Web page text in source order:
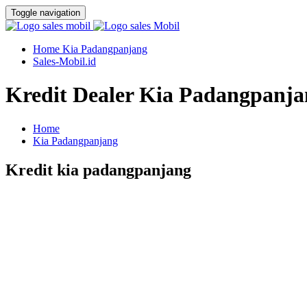
Toggle navigation
Home Kia Padangpanjang
Sales-Mobil.id
Kredit Dealer Kia
Home
Kia Padangpanjang
Kredit kia padangpanjang